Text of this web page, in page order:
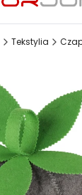
Tekstylia